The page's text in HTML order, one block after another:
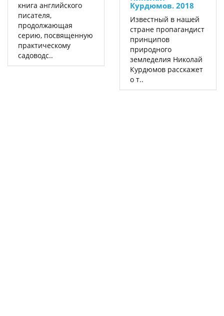
книга английского
писателя,
продолжающая
серию, посвященную
практическому
садоводс..
Курдюмов. 2018
Известный в нашей
стране пропагандист
принципов
природного
земледелия Николай
Курдюмов расскажет
о т..